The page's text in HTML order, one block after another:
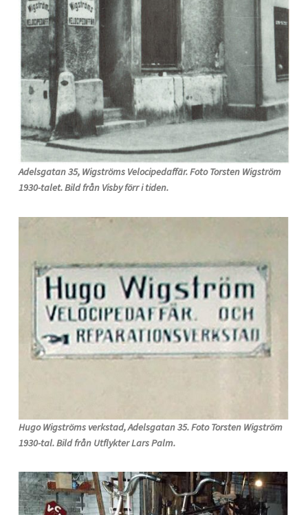
Adelsgatan 35, Wigströms Velocipedaffär. Foto Torsten Wigström
1930-talet. Bild från Visby förr i tiden.
Hugo Wigströms verkstad, Adelsgatan 35. Foto Torsten Wigström
1930-tal. Bild från Utflykter Lars Palm.